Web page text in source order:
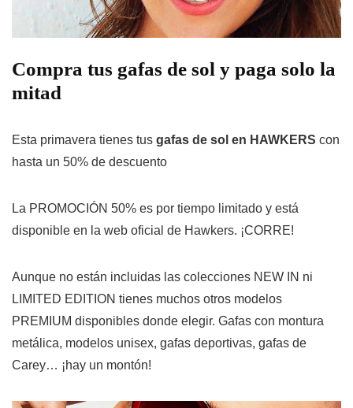
Compra tus gafas de sol y paga solo la
mitad
Esta primavera tienes tus gafas de sol en HAWKERS con
hasta un 50% de descuento
La PROMOCIÓN 50% es por tiempo limitado y está
disponible en la web oficial de Hawkers. ¡CORRE!
Aunque no están incluidas las colecciones NEW IN ni
LIMITED EDITION tienes muchos otros modelos
PREMIUM disponibles donde elegir. Gafas con montura
metálica, modelos unisex, gafas deportivas, gafas de
Carey… ¡hay un montón!